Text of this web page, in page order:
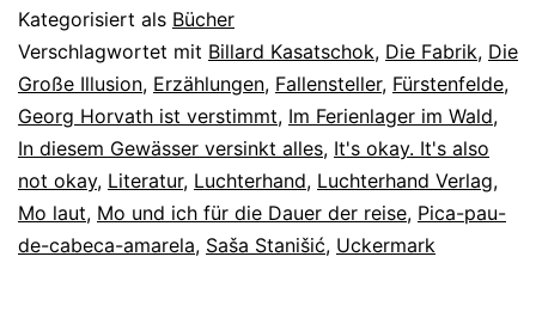
Kategorisiert als Bücher
Verschlagwortet mit Billard Kasatschok, Die Fabrik, Die
Große Illusion, Erzählungen, Fallensteller, Fürstenfelde,
Georg Horvath ist verstimmt, Im Ferienlager im Wald,
In diesem Gewässer versinkt alles, It's okay. It's also
not okay, Literatur, Luchterhand, Luchterhand Verlag,
Mo laut, Mo und ich für die Dauer der reise, Pica-pau-
de-cabeca-amarela, Saša Stanišić, Uckermark